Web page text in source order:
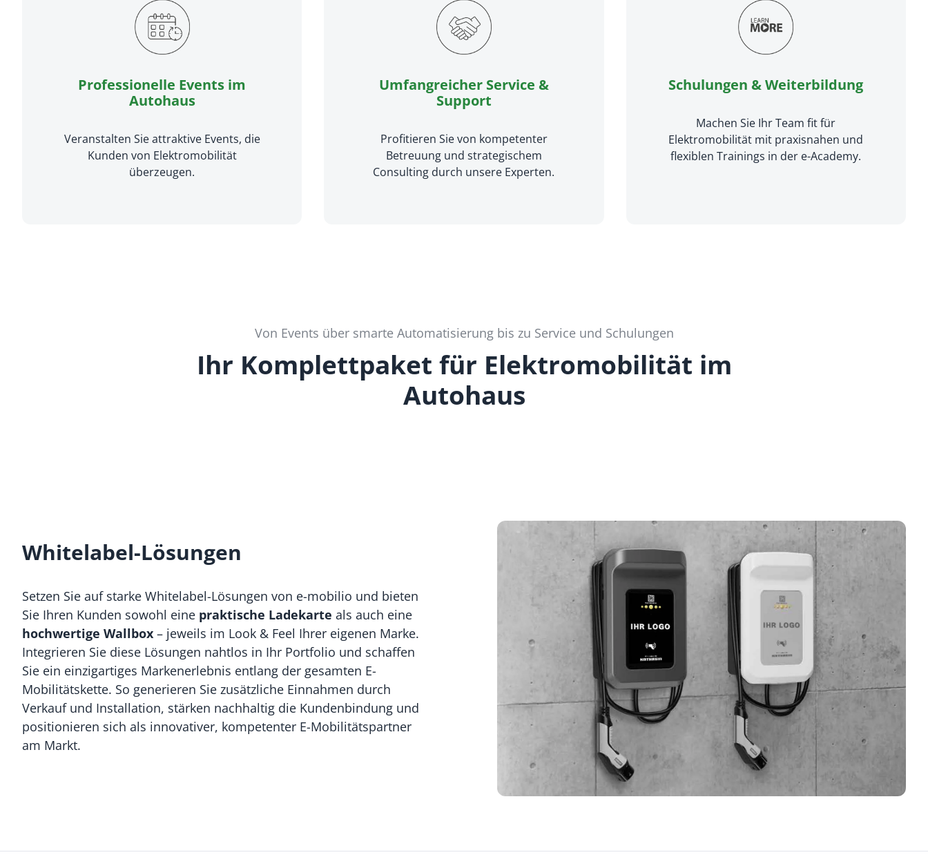
Professionelle Events im
Autohaus
Veranstalten Sie attraktive Events, die
Kunden von Elektromobilität
überzeugen.
Umfangreicher Service &
Support
Profitieren Sie von kompetenter
Betreuung und strategischem
Consulting durch unsere Experten.
Schulungen & Weiterbildung
Machen Sie Ihr Team fit für
Elektromobilität mit praxisnahen und
flexiblen Trainings in der e-Academy.
Von Events über smarte Automatisierung bis zu Service und Schulungen
Ihr Komplettpaket für Elektromobilität im
Autohaus
Whitelabel-Lösungen
Setzen Sie auf starke Whitelabel-Lösungen von e-mobilio und bieten
Sie Ihren Kunden sowohl eine praktische Ladekarte als auch eine
hochwertige Wallbox – jeweils im Look & Feel Ihrer eigenen Marke.
Integrieren Sie diese Lösungen nahtlos in Ihr Portfolio und schaffen
Sie ein einzigartiges Markenerlebnis entlang der gesamten E-
Mobilitätskette. So generieren Sie zusätzliche Einnahmen durch
Verkauf und Installation, stärken nachhaltig die Kundenbindung und
positionieren sich als innovativer, kompetenter E-Mobilitätspartner
am Markt.